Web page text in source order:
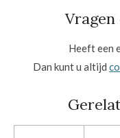
Heeft een
Dan kunt u altijd